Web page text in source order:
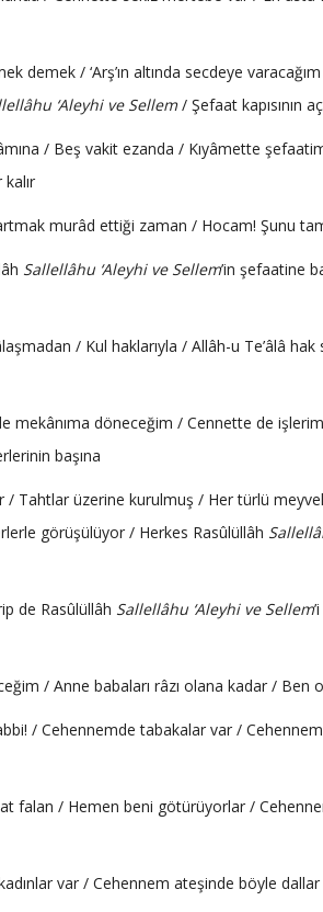
demek / ‘Arş’ın altında secdeye
‘Aleyhi ve Sellem/ Şefaat kapısının
/ Beş vakit ezanda / Kıyâmette
murâd ettiği zaman / Hocam! Şunu
Sallellâhu ‘Aleyhi ve Sellem’in şefaatine
/ Kul haklarıyla / Allâh-u Te’âlâ
mekânıma döneceğim / Cennette de
başına
/ Tahtlar üzerine kurulmuş / Her türlü
görüşülüyor / Herkes Rasûlüllâh
de Rasûlüllâh Sallellâhu ‘Aleyhi ve Sellem
/ Anne babaları râzı olana kadar / Ben
/ Cehennemde tabakalar var /
falan / Hemen beni götürüyorlar /
var / Cehennem ateşinde böyle